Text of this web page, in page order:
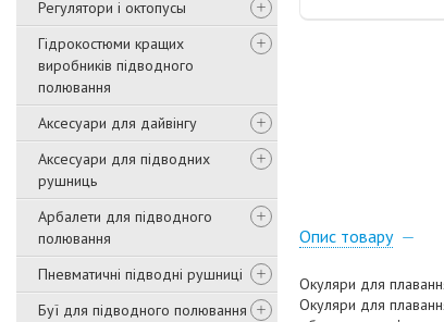
Регулятори і октопусы
Гідрокостюми кращих
виробників підводного
полювання
Аксесуари для дайвінгу
Аксесуари для підводних
рушниць
Арбалети для підводного
полювання
Пневматичні підводні рушниці
Буї для підводного полювання
Опис товару
Окуляри для
Окуляри для